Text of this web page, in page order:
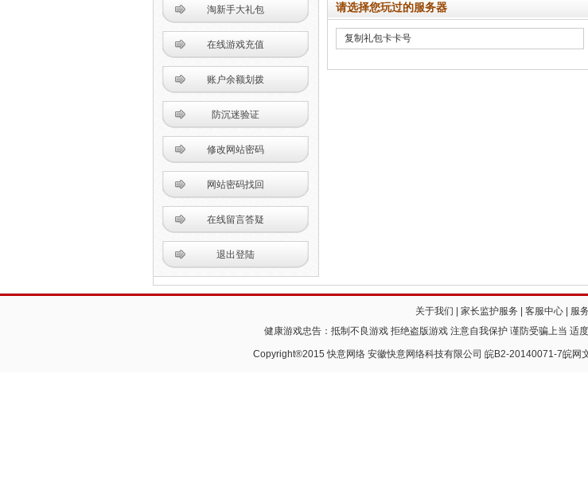
淘新手大礼包
在线游戏充值
账户余额划拨
防沉迷验证
修改网站密码
网站密码找回
在线留言答疑
退出登陆
请选择您玩过的服务器
关于我们 家长监护服务 客服中心 服
健康游戏忠告：抵制不良游戏 拒绝盗版游戏 注意自我保护 谨防受骗上当 适
Copyright®2015 快意网络 安徽快意网络科技有限公司 皖B2-20140071-7皖网